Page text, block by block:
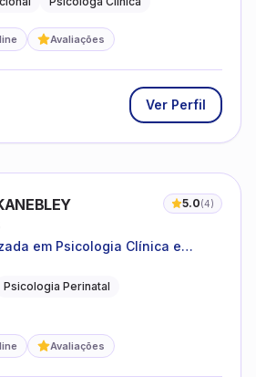
Avaliações
Ver Perfil
5.0(4)
em Psicologia Clínica e
Psicologia Perinatal
Avaliações